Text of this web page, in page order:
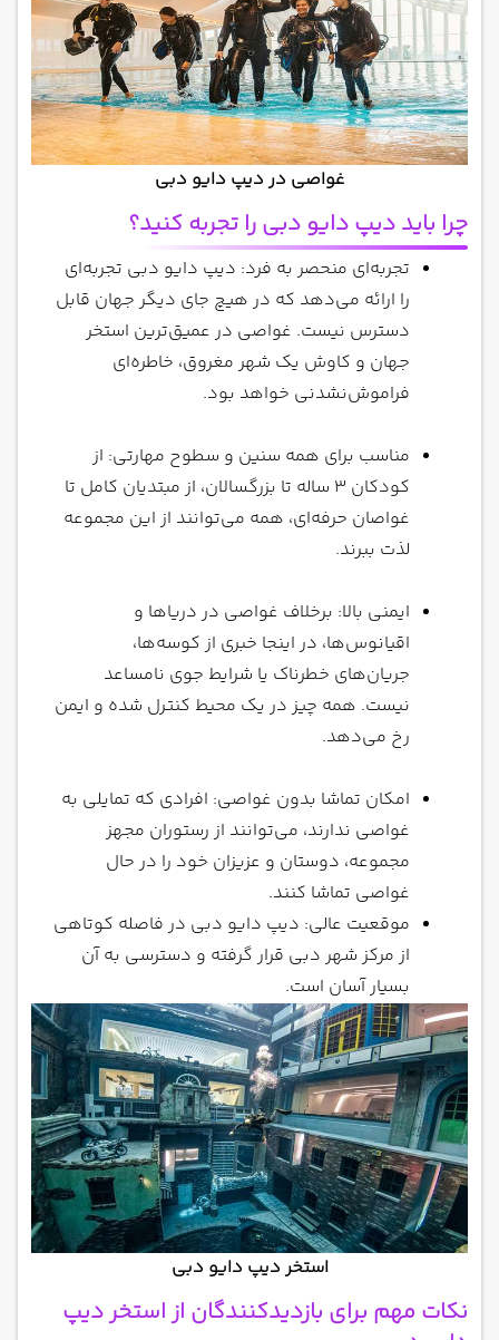
غواصی در دیپ دایو دبی
چرا باید دیپ دایو دبی را تجربه کنید؟
تجربه‌ای منحصر به فرد: دیپ دایو دبی تجربه‌ای
را ارائه می‌دهد که در هیچ جای دیگر جهان قابل
دسترس نیست. غواصی در عمیق‌ترین استخر
جهان و کاوش یک شهر مغروق، خاطره‌ای
فراموش‌نشدنی خواهد بود.
مناسب برای همه سنین و سطوح مهارتی: از
کودکان 3 ساله تا بزرگسالان، از مبتدیان کامل تا
غواصان حرفه‌ای، همه می‌توانند از این مجموعه
لذت ببرند.
ایمنی بالا: برخلاف غواصی در دریاها و
اقیانوس‌ها، در اینجا خبری از کوسه‌ها،
جریان‌های خطرناک یا شرایط جوی نامساعد
نیست. همه چیز در یک محیط کنترل شده و ایمن
رخ می‌دهد.
امکان تماشا بدون غواصی: افرادی که تمایلی به
غواصی ندارند، می‌توانند از رستوران مجهز
مجموعه، دوستان و عزیزان خود را در حال
غواصی تماشا کنند.
موقعیت عالی: دیپ دایو دبی در فاصله کوتاهی
از مرکز شهر دبی قرار گرفته و دسترسی به آن
بسیار آسان است.
استخر دیپ دایو دبی
نکات مهم برای بازدیدکنندگان از استخر دیپ